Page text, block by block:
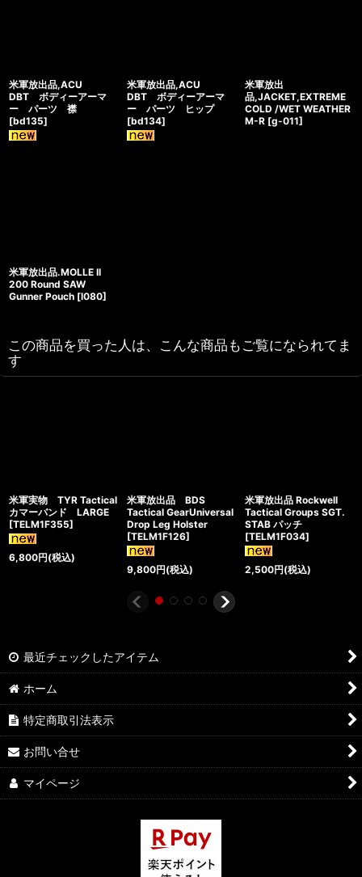
米軍放出品,ACU
DBT ボディーアーマ
ー パーツ 襟
[bd135]
米軍放出品,ACU
DBT ボディーアーマ
ー パーツ ヒップ
[bd134]
米軍放出
品,JACKET,EXTREME
COLD /WET WEATHER
M-R [g-011]
米軍放出品.MOLLE II
200 Round SAW
Gunner Pouch [l080]
この商品を買った人は、こんな商品もご覧になられてま
す
米軍実物 TYR Tactical
カマーバンド LARGE
[TELM1F355]
6,800円(税込)
米軍放出品 BDS
Tactical GearUniversal
Drop Leg Holster
[TELM1F126]
9,800円(税込)
米軍放出品 Rockwell
Tactical Groups SGT.
STAB パッチ
[TELM1F034]
2,500円(税込)
最近チェックしたアイテム
ホーム
特定商取引法表示
お問い合せ
マイページ